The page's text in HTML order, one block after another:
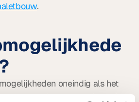
.
oneindig als het
van uw eigen recreatiewoning.